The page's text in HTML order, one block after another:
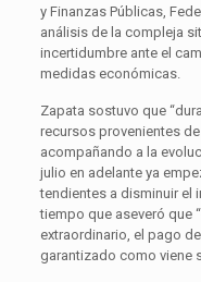
y Finanzas Públicas,
análisis de la compleja
incertidumbre ante el
medidas económicas.
Zapata sostuvo que
recursos provenientes
acompañando a la
julio en adelante ya
tendientes a disminuir el
tiempo que aseveró que
extraordinario, el pago
garantizado como viene